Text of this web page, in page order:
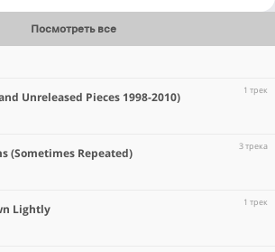
Посмотреть все
Unreleased Pieces 1998-2010)
1 трек
(Sometimes Repeated)
3 трека
Lightly
1 трек